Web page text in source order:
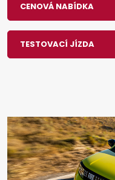
CENOVÁ NABÍDKA
TESTOVACÍ JÍZDA